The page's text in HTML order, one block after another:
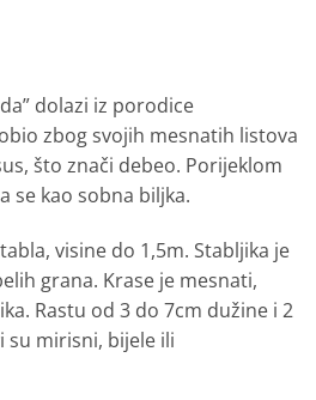
dolazi iz porodice
zbog svojih mesnatih listova
što znači debeo. Porijeklom
se kao sobna biljka.
visine do 1,5m. Stabljika je
grana. Krase je mesnati,
Rastu od 3 do 7cm dužine i 2
su mirisni, bijele ili